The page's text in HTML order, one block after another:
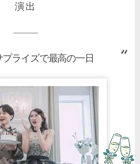
演出
ライズで最高の一日